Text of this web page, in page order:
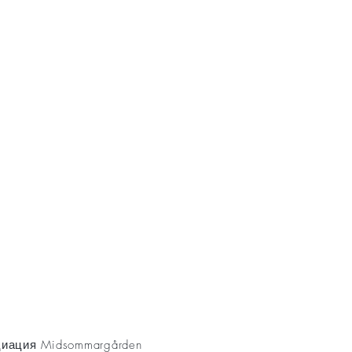
Midsommargården